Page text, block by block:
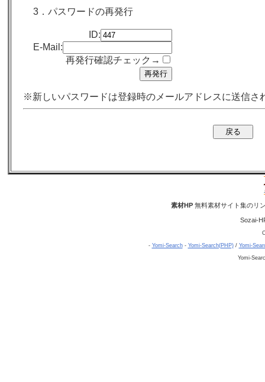
3．パスワードの再発行
ID:
E-Mail:
再発行確認チェック→
※新しいパスワードは登録時のメールアドレスに送信さ
素材HP無料素材サイト集のリ
Sozai-
- Yomi-Search- Yomi-Search(PHP)/ Yomi-
Yomi-